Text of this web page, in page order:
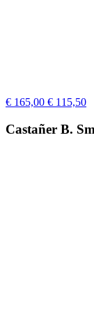
€ 165,00 € 115,50
Castañer B.